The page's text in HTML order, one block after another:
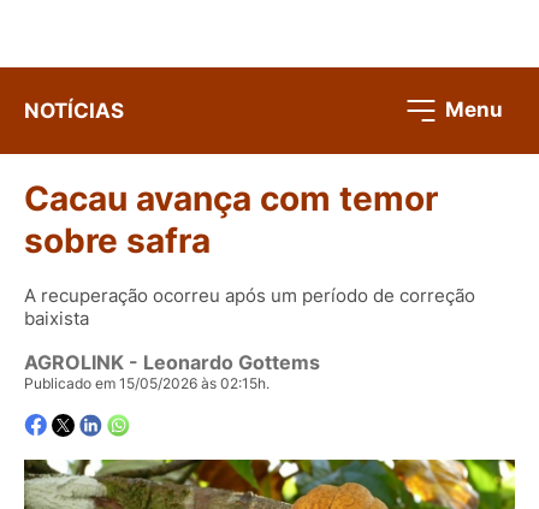
NOTÍCIAS Menu
Cacau avança com temor
sobre safra
A recuperação ocorreu após um período de correção
baixista
AGROLINK - Leonardo Gottems
Publicado em 15/05/2026 às 02:15h.